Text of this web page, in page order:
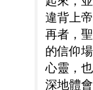
違背上
再者，
的信仰
心靈，
深地體